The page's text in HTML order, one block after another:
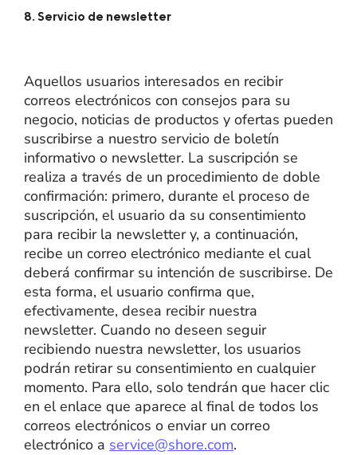
8. Servicio de newsletter
Aquellos usuarios interesados en recibir
correos electrónicos con consejos para su
negocio, noticias de productos y ofertas pueden
suscribirse a nuestro servicio de boletín
informativo o newsletter. La suscripción se
realiza a través de un procedimiento de doble
confirmación: primero, durante el proceso de
suscripción, el usuario da su consentimiento
para recibir la newsletter y, a continuación,
recibe un correo electrónico mediante el cual
deberá confirmar su intención de suscribirse. De
esta forma, el usuario confirma que,
efectivamente, desea recibir nuestra
newsletter. Cuando no deseen seguir
recibiendo nuestra newsletter, los usuarios
podrán retirar su consentimiento en cualquier
momento. Para ello, solo tendrán que hacer clic
en el enlace que aparece al final de todos los
correos electrónicos o enviar un correo
electrónico a service@shore.com.